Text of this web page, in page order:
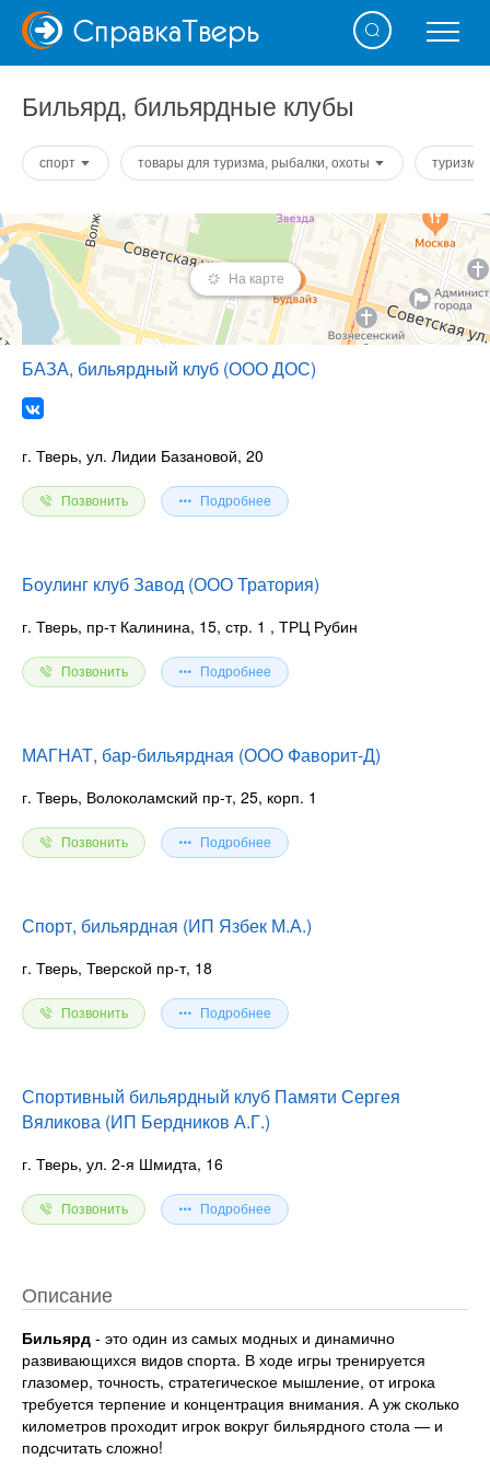
СправкаТверь
Бильярд, бильярдные клубы
спорт товары для туризма, рыбалки, охоты туризм
На карте
БАЗА, бильярдный клуб (ООО ДОС)
г. Тверь, ул. Лидии Базановой, 20
Позвонить Подробнее
Боулинг клуб Завод (ООО Тратория)
г. Тверь, пр-т Калинина, 15, стр. 1 , ТРЦ Рубин
Позвонить Подробнее
МАГНАТ, бар-бильярдная (ООО Фаворит-Д)
г. Тверь, Волоколамский пр-т, 25, корп. 1
Позвонить Подробнее
Спорт, бильярдная (ИП Язбек М.А.)
г. Тверь, Тверской пр-т, 18
Позвонить Подробнее
Спортивный бильярдный клуб Памяти Сергея
Вяликова (ИП Бердников А.Г.)
г. Тверь, ул. 2-я Шмидта, 16
Позвонить Подробнее
Описание
Бильярд - это один из самых модных и динамично
развивающихся видов спорта. В ходе игры тренируется
глазомер, точность, стратегическое мышление, от игрока
требуется терпение и концентрация внимания. А уж сколько
километров проходит игрок вокруг бильярдного стола — и
подсчитать сложно!